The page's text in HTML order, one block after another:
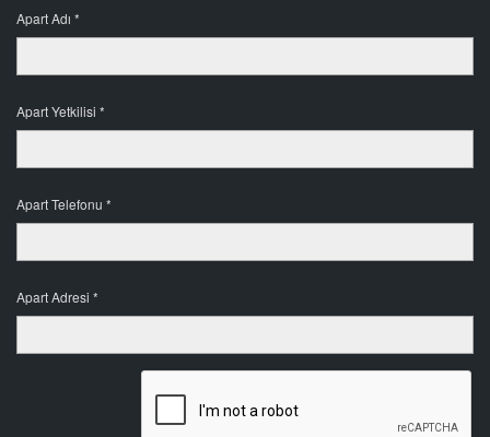
Apart Adı *
Apart Yetkilisi *
Apart Telefonu *
Apart Adresi *